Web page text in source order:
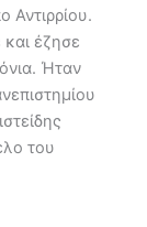
Αντιρρίου.
έζησε
Ήταν
του